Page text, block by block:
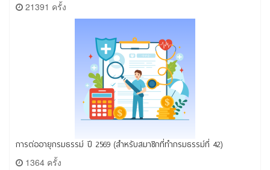
21391 ครั้ง
การต่ออายุกรมธรรม์ ปี 2569 (สำหรับสมาชิกที่ทำกรมธรรม์ที่ 42)
1364 ครั้ง